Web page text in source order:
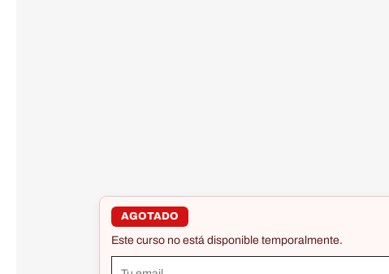
AGOTADO
Este curso no está disponible temporalmente.